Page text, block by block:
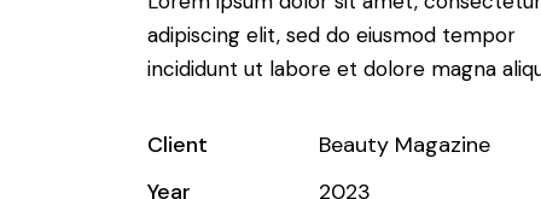
adipiscing elit, sed do eiusmod tempor
incididunt ut labore et dolore magna
Client
Beauty Magazine
Year
2023